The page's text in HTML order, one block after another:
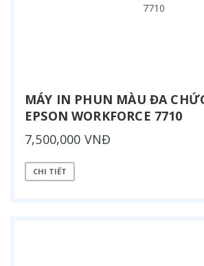
MÁY IN PHUN MÀU ĐA
EPSON WORKFORCE 7710
7,500,000 VNĐ
CHI TIẾT